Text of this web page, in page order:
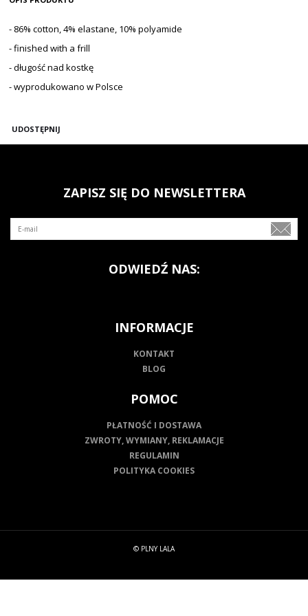
- 86% cotton, 4% elastane, 10% polyamide
- finished with a frill
- długość nad kostkę
- wyprodukowano w Polsce
UDOSTĘPNIJ
ZAPISZ SIĘ DO NEWSLETTERA
ODWIEDŹ NAS:
INFORMACJE
KONTAKT
BLOG
POMOC
PŁATNOŚĆ I DOSTAWA
ZWROTY, WYMIANY, REKLAMACJE
REGULAMIN
POLITYKA COOKIES
© PLNY LALA